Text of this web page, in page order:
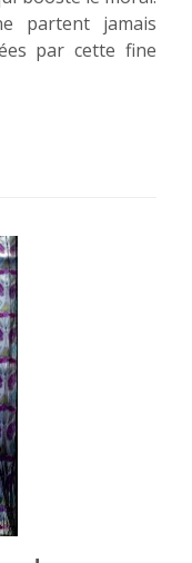
partent jamais
par cette fine